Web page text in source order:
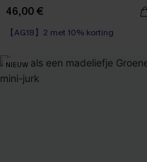
46,00 €
【AG18】2 met 10% korting
NIEUW